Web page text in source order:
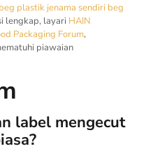
beg plastik jenama sendiri beg
lengkap, layari HAIN
Packaging Forum,
piawaian
label mengecut